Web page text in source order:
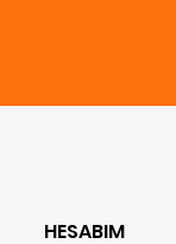
HESABIM